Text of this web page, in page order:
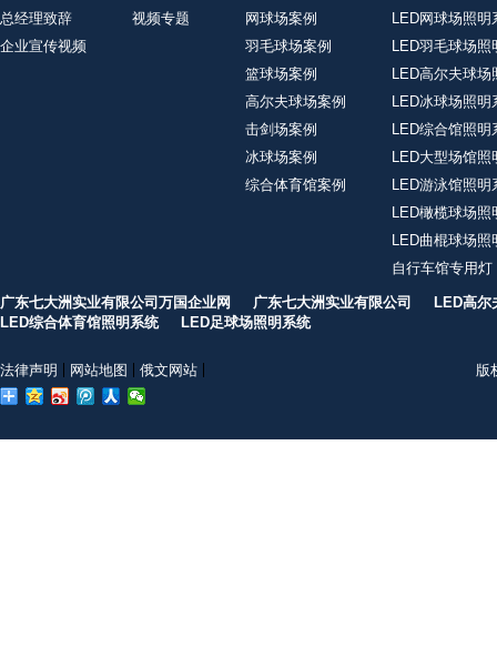
总经理致辞
企业宣传视频
视频专题
网球场案例
羽毛球场案例
篮球场案例
高尔夫球场案例
击剑场案例
冰球场案例
综合体育馆案例
LED网球场照明
LED羽毛球场照
LED高尔夫球场
LED冰球场照明
LED综合馆照明
LED大型场馆照
LED游泳馆照明
LED橄榄球场照
LED曲棍球场照
自行车馆专用灯
广东七大洲实业有限公司万国企业网 广东七大洲实业有限公司
LED高尔
LED综合体育馆照明系统
LED足球场照明系统
法律声明 网站地图 俄文网站 版